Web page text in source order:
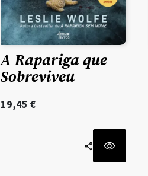
A Rapariga que
Sobreviveu
19,45 €